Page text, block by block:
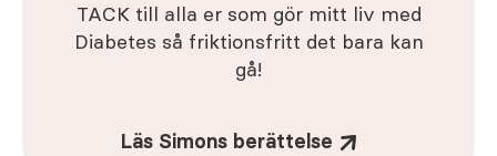
TACK till alla er som gör mitt liv med
Diabetes så friktionsfritt det bara kan
gå!
Läs Simons berättelse